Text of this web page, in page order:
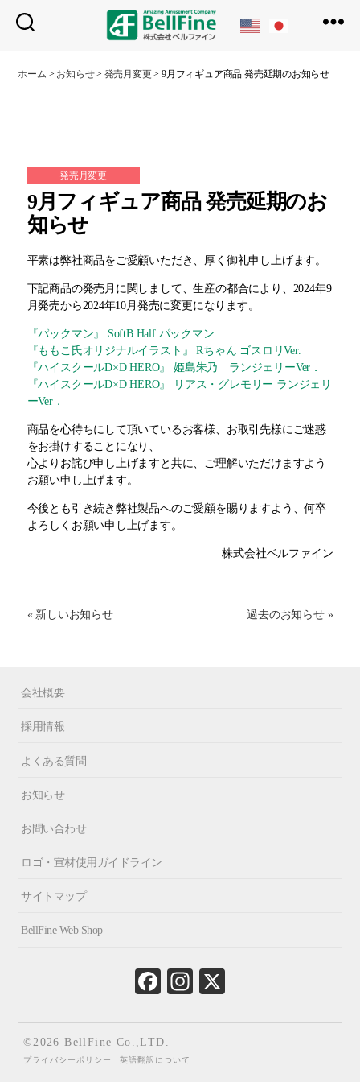
フ
ホーム > お知らせ> 発売月変更 >9月フィギュア商品 発売延期のお知らせ
発売月変更
9月フィギュア商品 発売延期のお
知らせ
平素は弊社商品をご愛顧いただき、厚く御礼申し上げます。
下記商品の発売月に関しまして、生産の都合により、2024年9
月発売から2024年10月発売に変更になります。
『パックマン』 SoftB Half パックマン
『ももこ氏オリジナルイラスト』 Rちゃん ゴスロリVer.
『ハイスクールD×D HERO』 姫島朱乃 ランジェリーVer．
『ハイスクールD×D HERO』 リアス・グレモリー ランジェリ
ーVer．
商品を心待ちにして頂いているお客様、お取引先様にご迷惑
をお掛けすることになり、
心よりお詫び申し上げますと共に、ご理解いただけますよう
お願い申し上げます。
今後とも引き続き弊社製品へのご愛顧を賜りますよう、何卒
よろしくお願い申し上げます。
株式会社ベルファイン
« 新しいお知らせ 過去のお知らせ »
会社概要
採用情報
よくある質問
お知らせ
お問い合わせ
ロゴ・宣材使用ガイドライン
サイトマップ
BellFine Web Shop
Fa
ce
ok
In
st
©2026 BellFine Co.,LTD.
プライバシーポリシー 英語翻訳について